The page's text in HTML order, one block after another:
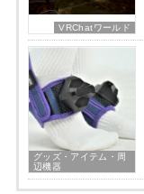
VRChatワールド
グッズ・アイテム・周
辺機器